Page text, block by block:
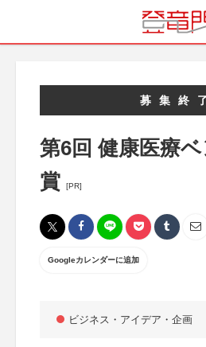
募集終
第6回 健康医療
賞
[PR]
Googleカレンダーに追加
ビジネス・アイデア・企画